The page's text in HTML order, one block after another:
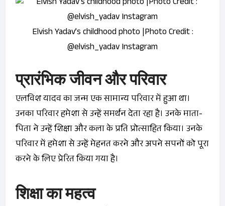
Elvish Yadav’s childhood photo |Photo Credit :
@elvish_yadav Instagram
प्रारंभिक जीवन और परिवार
एलविश यादव का जन्म एक सामान्य परिवार में हुआ था।
उनका परिवार हमेशा से उन्हें समर्थन देता रहा है। उनके माता-
पिता ने उन्हें शिक्षा और कला के प्रति प्रोत्साहित किया। उनके
परिवार में हमेशा से उन्हें मेहनत करने और अपने सपनों को पूरा
करने के लिए प्रेरित किया गया है।
शिक्षा का महत्व